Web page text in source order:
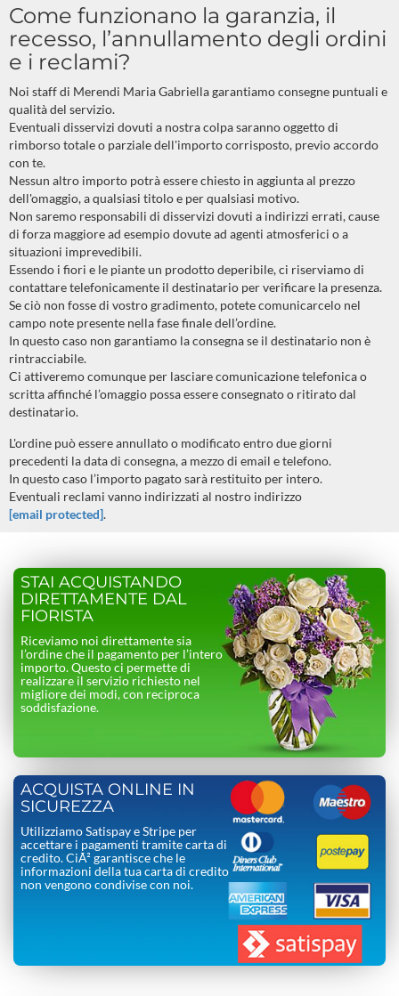
Come funzionano la garanzia, il
recesso, l’annullamento degli ordini
e i reclami?
Noi staff di Merendi Maria Gabriella garantiamo consegne puntuali e
qualità del servizio.
Eventuali disservizi dovuti a nostra colpa saranno oggetto di
rimborso totale o parziale dell'importo corrisposto, previo accordo
con te.
Nessun altro importo potrà essere chiesto in aggiunta al prezzo
dell'omaggio, a qualsiasi titolo e per qualsiasi motivo.
Non saremo responsabili di disservizi dovuti a indirizzi errati, cause
di forza maggiore ad esempio dovute ad agenti atmosferici o a
situazioni imprevedibili.
Essendo i fiori e le piante un prodotto deperibile, ci riserviamo di
contattare telefonicamente il destinatario per verificare la presenza.
Se ciò non fosse di vostro gradimento, potete comunicarcelo nel
campo note presente nella fase finale dell’ordine.
In questo caso non garantiamo la consegna se il destinatario non è
rintracciabile.
Ci attiveremo comunque per lasciare comunicazione telefonica o
scritta affinché l’omaggio possa essere consegnato o ritirato dal
destinatario.
L'ordine può essere annullato o modificato entro due giorni
precedenti la data di consegna, a mezzo di email e telefono.
In questo caso l’importo pagato sarà restituito per intero.
Eventuali reclami vanno indirizzati al nostro indirizzo
[email protected].
STAI ACQUISTANDO
DIRETTAMENTE DAL
FIORISTA
Riceviamo noi direttamente sia
l’ordine che il pagamento per l’intero
importo. Questo ci permette di
realizzare il servizio richiesto nel
migliore dei modi, con reciproca
soddisfazione.
ACQUISTA ONLINE IN
SICUREZZA
Utilizziamo Satispay e Stripe per
accettare i pagamenti tramite carta di
credito. CiÃ² garantisce che le
informazioni della tua carta di credito
non vengono condivise con noi.